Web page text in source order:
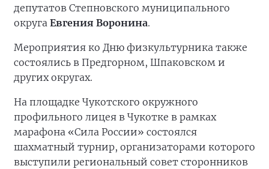
депутатов Степновского муниципального
округа Евгения Воронина.
Мероприятия ко Дню физкультурника также
состоялись в Предгорном, Шпаковском и
других округах.
На площадке Чукотского окружного
профильного лицея в Чукотке в рамках
марафона «Сила России» состоялся
шахматный турнир, организаторами которого
выступили региональный совет сторонников